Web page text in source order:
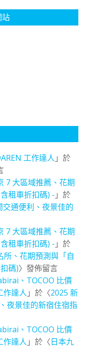
站
工作達人 」於
7 大區域推薦、花期
租車折扣碼) - 」於
通便利、夜景佳的
7 大區域推薦、花期
租車折扣碼) - 」於
所、花期預測與「自
碼)〉發佈留言
、TOCOO 比價
作達人 」於〈2025 新
夜景佳的新宿住宿指
、TOCOO 比價
作達人 」於〈日本九